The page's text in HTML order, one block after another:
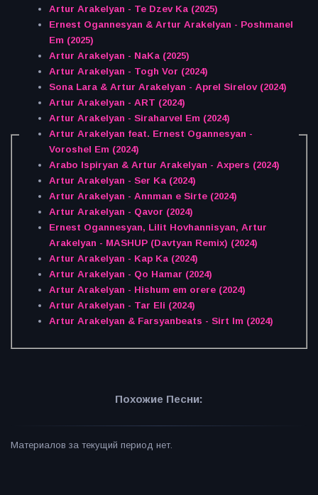
Artur Arakelyan - Te Dzev Ka (2025)
Ernest Ogannesyan & Artur Arakelyan - Poshmanel
Em (2025)
Artur Arakelyan - NaKa (2025)
Artur Arakelyan - Togh Vor (2024)
Sona Lara & Artur Arakelyan - Aprel Sirelov (2024)
Artur Arakelyan - ART (2024)
Artur Arakelyan - Siraharvel Em (2024)
Artur Arakelyan feat. Ernest Ogannesyan -
Voroshel Em (2024)
Arabo Ispiryan & Artur Arakelyan - Axpers (2024)
Artur Arakelyan - Ser Ka (2024)
Artur Arakelyan - Annman e Sirte (2024)
Artur Arakelyan - Qavor (2024)
Ernest Ogannesyan, Lilit Hovhannisyan, Artur
Arakelyan - MASHUP (Davtyan Remix) (2024)
Artur Arakelyan - Kap Ka (2024)
Artur Arakelyan - Qo Hamar (2024)
Artur Arakelyan - Hishum em orere (2024)
Artur Arakelyan - Tar Eli (2024)
Artur Arakelyan & Farsyanbeats - Sirt Im (2024)
Похожие Песни:
Материалов за текущий период нет.